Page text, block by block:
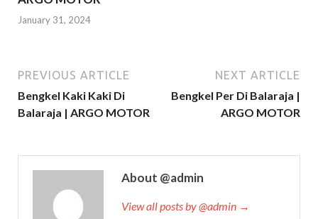
January 31, 2024
PREVIOUS ARTICLE
Bengkel Kaki Kaki Di
Balaraja | ARGO MOTOR
NEXT ARTICLE
Bengkel Per Di Balaraja |
ARGO MOTOR
About @admin
View all posts by @admin →